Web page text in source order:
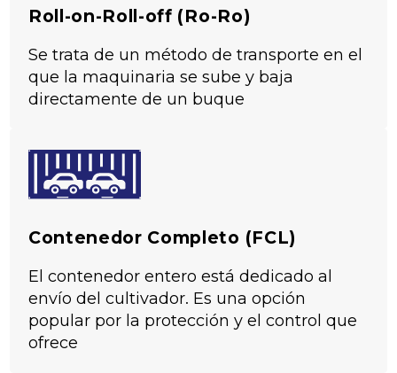
Roll-on-Roll-off (Ro-Ro)
Se trata de un método de transporte en el
que la maquinaria se sube y baja
directamente de un buque
Contenedor Completo (FCL)
El contenedor entero está dedicado al
envío del cultivador. Es una opción
popular por la protección y el control que
ofrece